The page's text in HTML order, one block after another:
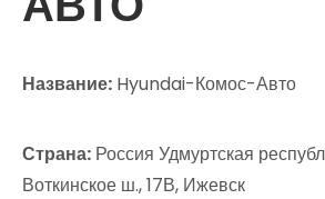
Название: Hyundai-Комос-Авто
Страна: Россия Удмуртская
Воткинское ш., 17В, Ижевск